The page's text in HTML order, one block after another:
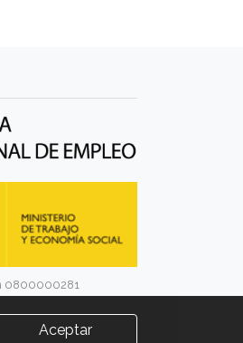
0800000281
Aceptar